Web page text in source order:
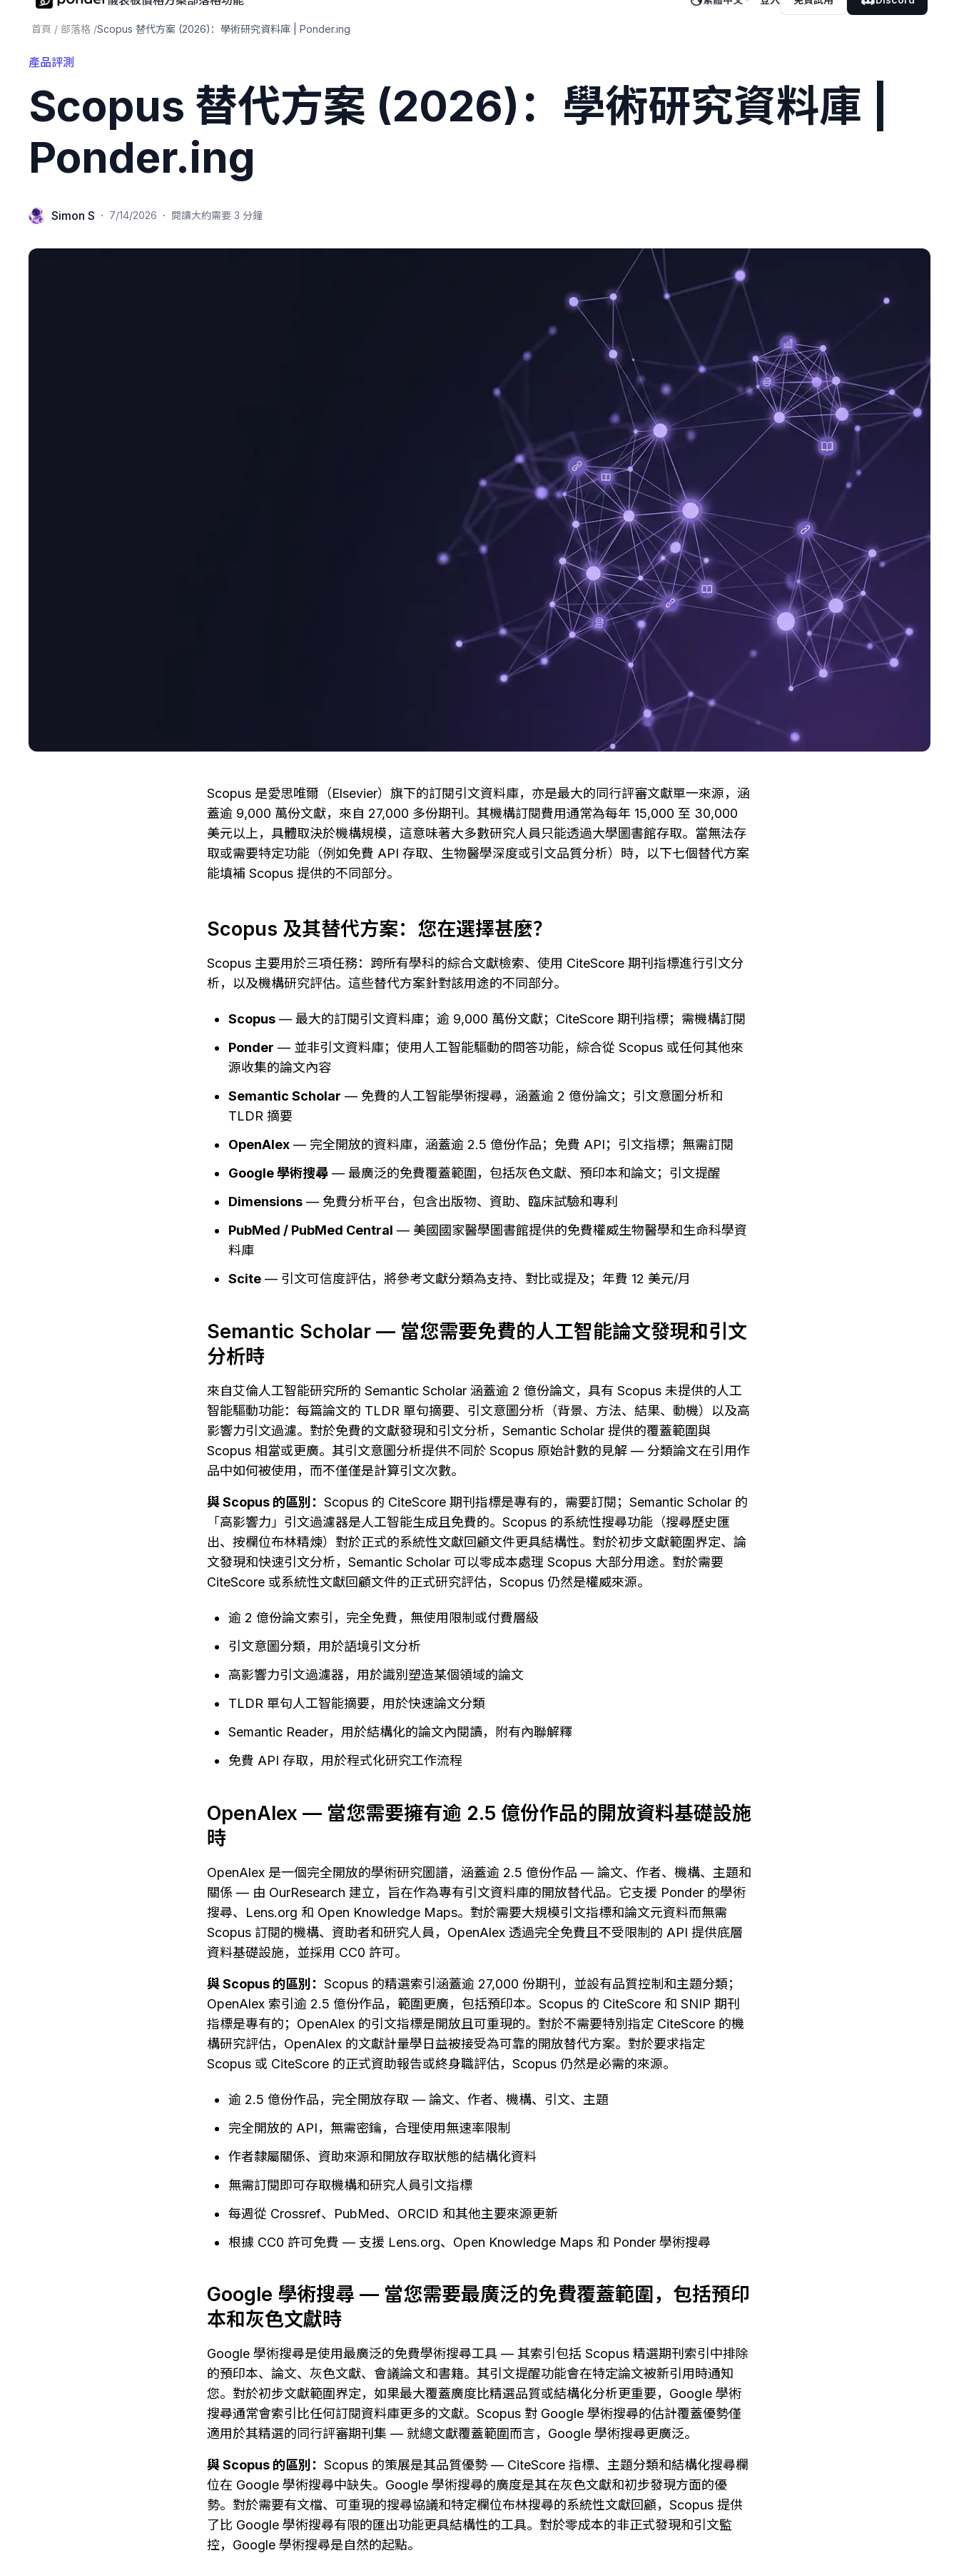
首頁 / 部落格 /Scopus 替代方案 (2026)：學術研究資料庫 | Ponder.ing
產品評測
Scopus 替代方案 (2026)：學術研究資料庫 |
Ponder.ing
Simon S · 7/14/2026 · 閱讀大約需要 3 分鐘
Scopus 是愛思唯爾（Elsevier）旗下的訂閱引文資料庫，亦是最大的同行評審文獻單一來源，涵
蓋逾 9,000 萬份文獻，來自 27,000 多份期刊。其機構訂閱費用通常為每年 15,000 至 30,000
美元以上，具體取決於機構規模，這意味著大多數研究人員只能透過大學圖書館存取。當無法存
取或需要特定功能（例如免費 API 存取、生物醫學深度或引文品質分析）時，以下七個替代方案
能填補 Scopus 提供的不同部分。
Scopus 及其替代方案：您在選擇甚麼？
Scopus 主要用於三項任務：跨所有學科的綜合文獻檢索、使用 CiteScore 期刊指標進行引文分
析，以及機構研究評估。這些替代方案針對該用途的不同部分。
Scopus — 最大的訂閱引文資料庫；逾 9,000 萬份文獻；CiteScore 期刊指標；需機構訂閱
Ponder — 並非引文資料庫；使用人工智能驅動的問答功能，綜合從 Scopus 或任何其他來
源收集的論文內容
Semantic Scholar — 免費的人工智能學術搜尋，涵蓋逾 2 億份論文；引文意圖分析和
TLDR 摘要
OpenAlex — 完全開放的資料庫，涵蓋逾 2.5 億份作品；免費 API；引文指標；無需訂閱
Google 學術搜尋 — 最廣泛的免費覆蓋範圍，包括灰色文獻、預印本和論文；引文提醒
Dimensions — 免費分析平台，包含出版物、資助、臨床試驗和專利
PubMed / PubMed Central — 美國國家醫學圖書館提供的免費權威生物醫學和生命科學資
料庫
Scite — 引文可信度評估，將參考文獻分類為支持、對比或提及；年費 12 美元/月
Semantic Scholar — 當您需要免費的人工智能論文發現和引文
分析時
來自艾倫人工智能研究所的 Semantic Scholar 涵蓋逾 2 億份論文，具有 Scopus 未提供的人工
智能驅動功能：每篇論文的 TLDR 單句摘要、引文意圖分析（背景、方法、結果、動機）以及高
影響力引文過濾。對於免費的文獻發現和引文分析，Semantic Scholar 提供的覆蓋範圍與
Scopus 相當或更廣。其引文意圖分析提供不同於 Scopus 原始計數的見解 — 分類論文在引用作
品中如何被使用，而不僅僅是計算引文次數。
與 Scopus 的區別： Scopus 的 CiteScore 期刊指標是專有的，需要訂閱；Semantic Scholar 的
「高影響力」引文過濾器是人工智能生成且免費的。Scopus 的系統性搜尋功能（搜尋歷史匯
出、按欄位布林精煉）對於正式的系統性文獻回顧文件更具結構性。對於初步文獻範圍界定、論
文發現和快速引文分析，Semantic Scholar 可以零成本處理 Scopus 大部分用途。對於需要
CiteScore 或系統性文獻回顧文件的正式研究評估，Scopus 仍然是權威來源。
逾 2 億份論文索引，完全免費，無使用限制或付費層級
引文意圖分類，用於語境引文分析
高影響力引文過濾器，用於識別塑造某個領域的論文
TLDR 單句人工智能摘要，用於快速論文分類
Semantic Reader，用於結構化的論文內閱讀，附有內聯解釋
免費 API 存取，用於程式化研究工作流程
OpenAlex — 當您需要擁有逾 2.5 億份作品的開放資料基礎設施
時
OpenAlex 是一個完全開放的學術研究圖譜，涵蓋逾 2.5 億份作品 — 論文、作者、機構、主題和
關係 — 由 OurResearch 建立，旨在作為專有引文資料庫的開放替代品。它支援 Ponder 的學術
搜尋、Lens.org 和 Open Knowledge Maps。對於需要大規模引文指標和論文元資料而無需
Scopus 訂閱的機構、資助者和研究人員，OpenAlex 透過完全免費且不受限制的 API 提供底層
資料基礎設施，並採用 CC0 許可。
與 Scopus 的區別： Scopus 的精選索引涵蓋逾 27,000 份期刊，並設有品質控制和主題分類；
OpenAlex 索引逾 2.5 億份作品，範圍更廣，包括預印本。Scopus 的 CiteScore 和 SNIP 期刊
指標是專有的；OpenAlex 的引文指標是開放且可重現的。對於不需要特別指定 CiteScore 的機
構研究評估，OpenAlex 的文獻計量學日益被接受為可靠的開放替代方案。對於要求指定
Scopus 或 CiteScore 的正式資助報告或終身職評估，Scopus 仍然是必需的來源。
逾 2.5 億份作品，完全開放存取 — 論文、作者、機構、引文、主題
完全開放的 API，無需密鑰，合理使用無速率限制
作者隸屬關係、資助來源和開放存取狀態的結構化資料
無需訂閱即可存取機構和研究人員引文指標
每週從 Crossref、PubMed、ORCID 和其他主要來源更新
根據 CC0 許可免費 — 支援 Lens.org、Open Knowledge Maps 和 Ponder 學術搜尋
Google 學術搜尋 — 當您需要最廣泛的免費覆蓋範圍，包括預印
本和灰色文獻時
Google 學術搜尋是使用最廣泛的免費學術搜尋工具 — 其索引包括 Scopus 精選期刊索引中排除
的預印本、論文、灰色文獻、會議論文和書籍。其引文提醒功能會在特定論文被新引用時通知
您。對於初步文獻範圍界定，如果最大覆蓋廣度比精選品質或結構化分析更重要，Google 學術
搜尋通常會索引比任何訂閱資料庫更多的文獻。Scopus 對 Google 學術搜尋的估計覆蓋優勢僅
適用於其精選的同行評審期刊集 — 就總文獻覆蓋範圍而言，Google 學術搜尋更廣泛。
與 Scopus 的區別： Scopus 的策展是其品質優勢 — CiteScore 指標、主題分類和結構化搜尋欄
位在 Google 學術搜尋中缺失。Google 學術搜尋的廣度是其在灰色文獻和初步發現方面的優
勢。對於需要有文檔、可重現的搜尋協議和特定欄位布林搜尋的系統性文獻回顧，Scopus 提供
了比 Google 學術搜尋有限的匯出功能更具結構性的工具。對於零成本的非正式發現和引文監
控，Google 學術搜尋是自然的起點。